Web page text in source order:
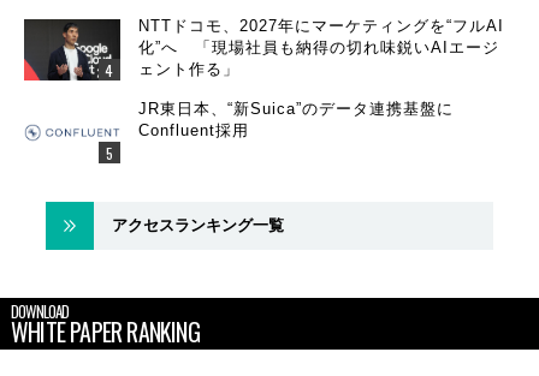
NTTドコモ、2027年にマーケティングを“フルAI
化”へ 「現場社員も納得の切れ味鋭いAIエージ
ェント作る」
JR東日本、“新Suica”のデータ連携基盤に
Confluent採用
アクセスランキング一覧
DOWNLOAD
WHITE PAPER RANKING